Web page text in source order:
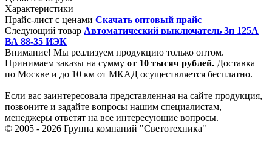
Характеристики
Прайс-лист с ценами Скачать оптовый прайс
Следующий товар Автоматический выключатель 3п 125А
ВА 88-35 ИЭК
Внимание! Мы реализуем продукцию только оптом.
Принимаем заказы на сумму от 10 тысяч рублей. Доставка
по Москве и до 10 км от МКАД осуществляется бесплатно.
Если вас заинтересовала представленная на сайте продукция,
позвоните и задайте вопросы нашим специалистам,
менеджеры ответят на все интересующие вопросы.
© 2005 - 2026 Группа компаний "Светотехника"